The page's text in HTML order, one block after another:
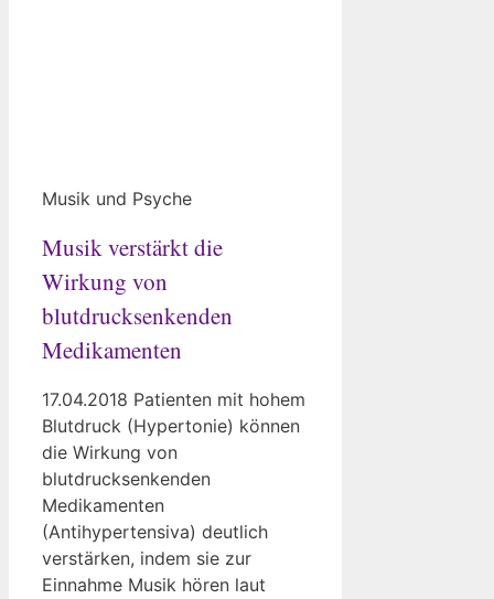
Musik und Psyche
Musik verstärkt die
Wirkung von
blutdrucksenkenden
Medikamenten
17.04.2018 Patienten mit hohem
Blutdruck (Hypertonie) können
die Wirkung von
blutdrucksenkenden
Medikamenten
(Antihypertensiva) deutlich
verstärken, indem sie zur
Einnahme Musik hören laut